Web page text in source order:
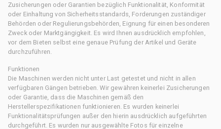
Zusicherungen oder Garantien bezüglich Funktionalität, Konformität
oder Einhaltung von Sicherheitsstandards, Forderungen zuständiger
Behörden oder Regulierungsbehörden, Eignung für einen besonderen
Zweck oder Marktgängigkeit. Es wird Ihnen ausdrücklich empfohlen,
vor dem Bieten selbst eine genaue Prüfung der Artikel und Geräte
durchzuführen.
Funktionen
Die Maschinen werden nicht unter Last getestet und nicht in allen
verfügbaren Gängen betrieben. Wir gewähren keinerlei Zusicherungen
oder Garantie, dass die Maschinen gemäß den
Herstellerspezifikationen funktionieren. Es wurden keinerlei
Funktionalitätsprüfungen außer den hierin ausdrücklich aufgeführten
durchgeführt. Es wurden nur ausgewählte Fotos für einzelne